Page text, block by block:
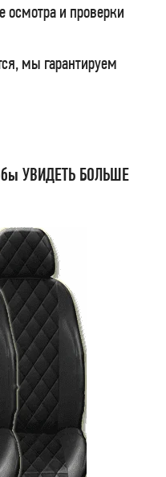
и проверки
мы гарантируем
УВИДЕТЬ БОЛЬШЕ